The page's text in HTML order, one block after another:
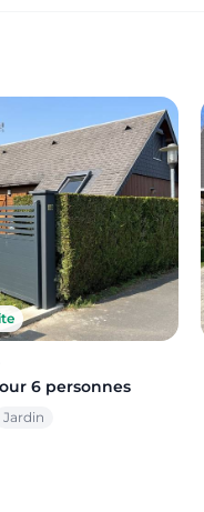
6 personnes
Jardin